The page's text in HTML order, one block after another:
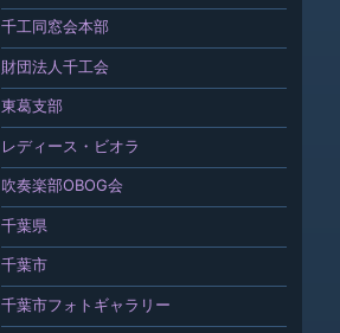
千工同窓会本部
財団法人千工会
東葛支部
レディース・ビオラ
吹奏楽部OBOG会
千葉県
千葉市
千葉市フォトギャラリー